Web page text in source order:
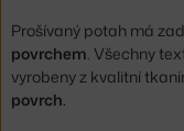
Prošívaný potah má
povrchem. Všechny
vyrobeny z kvalitní
povrch.